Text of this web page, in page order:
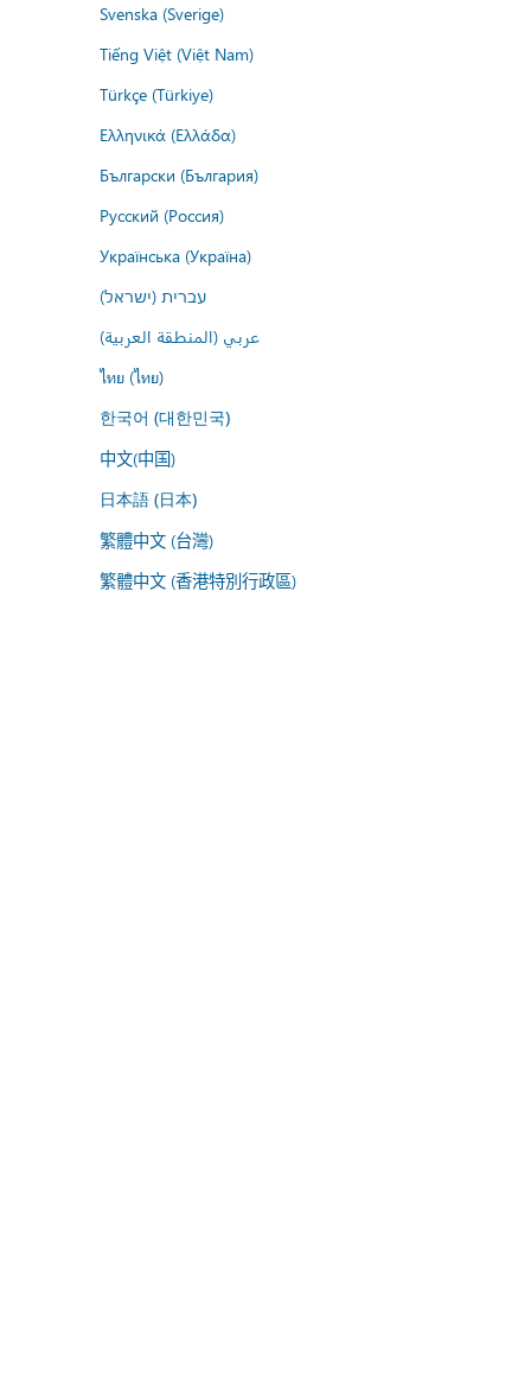
Svenska (Sverige)
Tiếng Việt (Việt Nam)
Türkçe (Türkiye)
Ελληνικά (Ελλάδα)
Български (България)
Русский (Россия)
Українська (Україна)
עברית (ישראל)
عربي (المنطقة العربية)
ไทย (ไทย)
한국어 (대한민국)
中文(中国)
日本語 (日本)
繁體中文 (台灣)
繁體中文 (香港特別行政區)